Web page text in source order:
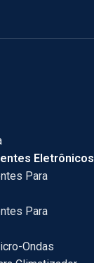
Eletrônicos
Para
Para
Ondas